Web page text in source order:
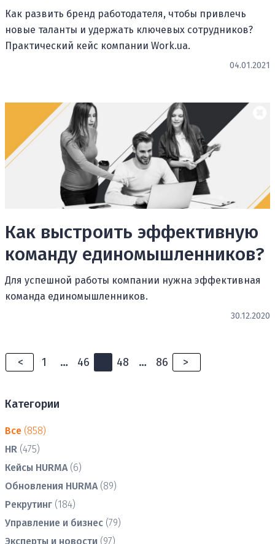
Как развить бренд работодателя, чтобы привлечь
новые таланты и удержать ключевых сотрудников?
Практический кейс компании Work.ua.
04.01.2021
Как выстроить эффективную
команду единомышленников?
Для успешной работы компании нужна эффективная
команда единомышленников.
30.12.2020
< 1 … 46 48 … 86 >
Категории
Все (858)
HR (475)
Кейсы HURMA (6)
Обновления HURMA (89)
Рекрутинг (184)
Управление и бизнес (79)
Эксперты и новости (97)